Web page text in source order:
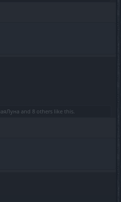
and 8 others like this.